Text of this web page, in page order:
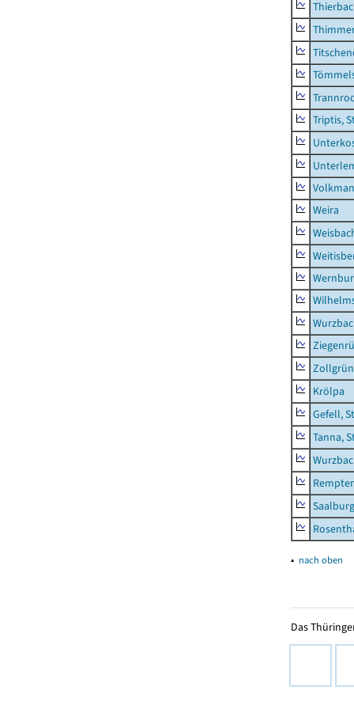
Triptis,
Weira
Zollgrün
Krölpa
Gefell,
Tanna,
▴ nach oben
Das